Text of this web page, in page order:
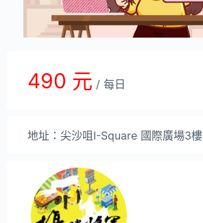
490 元 / 每日
地址：尖沙咀I-Square 國際廣場3樓